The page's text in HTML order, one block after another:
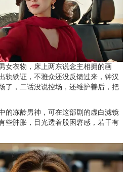
女衣物，床上两东说念主相拥的画
轨铁证，不雅众还没反馈过来，钟汉
了，二话没说控场，还维护善后，把
的冻龄男神，可在这部剧的虚白滤镜
些肿胀，目光透着股困窘感，若干有